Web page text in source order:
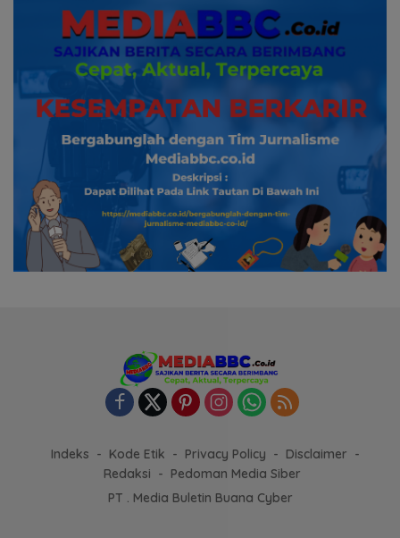
Indeks Kode Etik Privacy Policy
Disclaimer
Redaksi
Pedoman Media Siber
PT . Media Buletin Buana Cyber